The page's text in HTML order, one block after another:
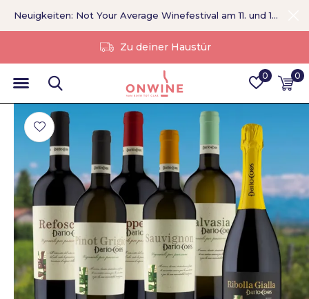
0 0
Ohne Vermittler
Neuigkeiten: Not Your Average Winefestival am 11. und 12. September >